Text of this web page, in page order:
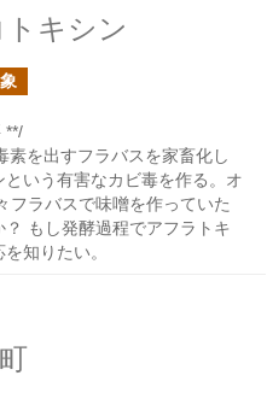
キシン
**/
素を出すフラバスを家畜化し
いう有害なカビ毒を作る。オ
フラバスで味噌を作っていた
もし発酵過程でアフラトキ
知りたい。